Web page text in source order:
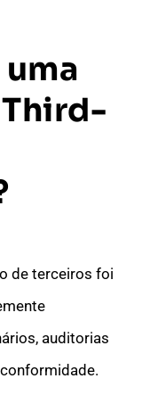
de terceiros foi
auditorias